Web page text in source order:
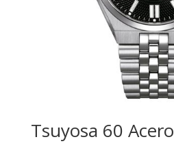
Tsuyosa 60 Acero